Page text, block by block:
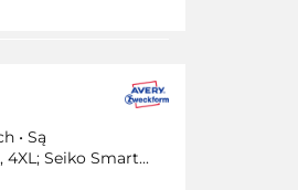
• Są
Seiko Smart...